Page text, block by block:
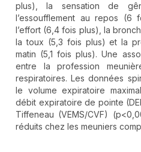
plus), la sensation de
l’essoufflement au repos (6
l’effort (6,4 fois plus), la
la toux (5,3 fois plus) et la
matin (5,1 fois plus). Une
entre la profession
respiratoires. Les données
le volume expiratoire
débit expiratoire de pointe
Tiffeneau (VEMS/CVF)
réduits chez les meuniers